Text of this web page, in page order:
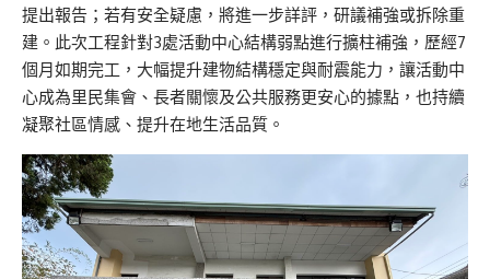
提出報告；若有安全疑慮，將進一步詳評，研議補強或拆除重
建。此次工程針對3處活動中心結構弱點進行擴柱補強，歷經7
個月如期完工，大幅提升建物結構穩定與耐震能力，讓活動中
心成為里民集會、長者關懷及公共服務更安心的據點，也持續
凝聚社區情感、提升在地生活品質。